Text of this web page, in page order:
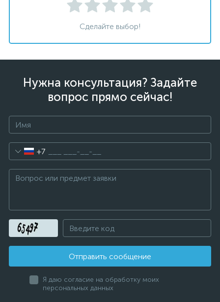
Сделайте выбор!
Нужна консультация? Задайте
вопрос прямо сейчас!
+7
Отправить сообщение
Я даю согласие на обработку моих
персональных данных